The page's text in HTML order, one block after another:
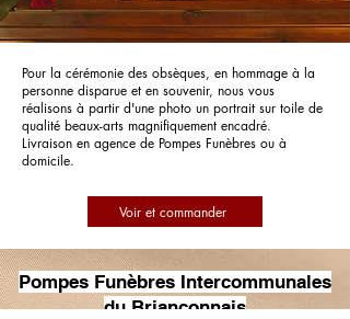
Pour la cérémonie des obsèques, en hommage à la
personne disparue et en souvenir, nous vous
réalisons à partir d'une photo un portrait sur toile de
qualité beaux-arts magnifiquement encadré.
Livraison en agence de Pompes Funèbres ou à
domicile.
Voir et commander
Pompes Funèbres Intercommunales
du Briançonnais